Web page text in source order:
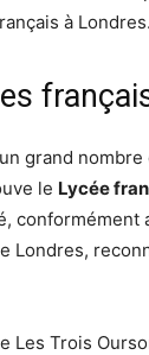
à Londres.
grand
le Lycée
Londres,
Trois